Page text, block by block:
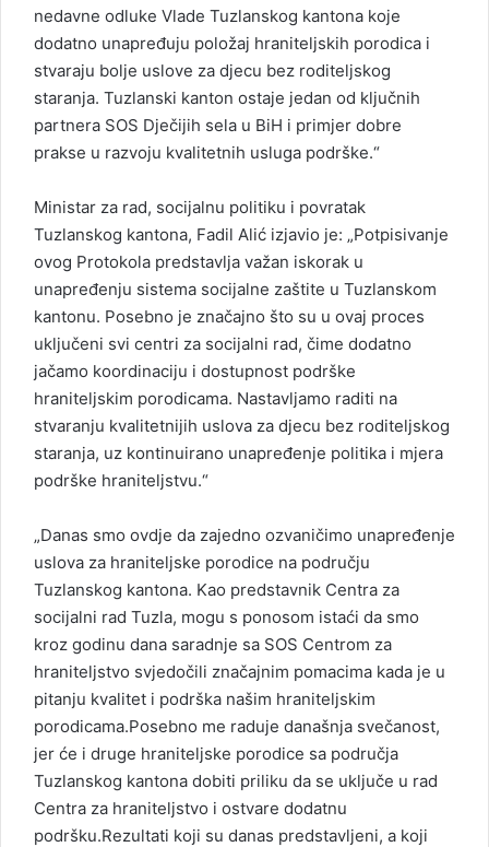
nedavne odluke Vlade Tuzlanskog kantona koje
dodatno unapređuju položaj hraniteljskih porodica i
stvaraju bolje uslove za djecu bez roditeljskog
staranja. Tuzlanski kanton ostaje jedan od ključnih
partnera SOS Dječijih sela u BiH i primjer dobre
prakse u razvoju kvalitetnih usluga podrške.“
Ministar za rad, socijalnu politiku i povratak
Tuzlanskog kantona, Fadil Alić izjavio je: „Potpisivanje
ovog Protokola predstavlja važan iskorak u
unapređenju sistema socijalne zaštite u Tuzlanskom
kantonu. Posebno je značajno što su u ovaj proces
uključeni svi centri za socijalni rad, čime dodatno
jačamo koordinaciju i dostupnost podrške
hraniteljskim porodicama. Nastavljamo raditi na
stvaranju kvalitetnijih uslova za djecu bez roditeljskog
staranja, uz kontinuirano unapređenje politika i mjera
podrške hraniteljstvu.“
„Danas smo ovdje da zajedno ozvaničimo unapređenje
uslova za hraniteljske porodice na području
Tuzlanskog kantona. Kao predstavnik Centra za
socijalni rad Tuzla, mogu s ponosom istaći da smo
kroz godinu dana saradnje sa SOS Centrom za
hraniteljstvo svjedočili značajnim pomacima kada je u
pitanju kvalitet i podrška našim hraniteljskim
porodicama.Posebno me raduje današnja svečanost,
jer će i druge hraniteljske porodice sa područja
Tuzlanskog kantona dobiti priliku da se uključe u rad
Centra za hraniteljstvo i ostvare dodatnu
podršku.Rezultati koji su danas predstavljeni, a koji